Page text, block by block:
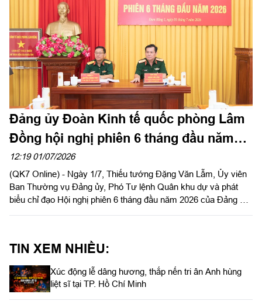
Đảng ủy Đoàn Kinh tế quốc phòng Lâm
Đồng hội nghị phiên 6 tháng đầu năm
2026
12:19 01/07/2026
(QK7 Online) - Ngày 1/7, Thiếu tướng Đặng Văn Lẫm, Ủy viên
Ban Thường vụ Đảng ủy, Phó Tư lệnh Quân khu dự và phát
biểu chỉ đạo Hội nghị phiên 6 tháng đầu năm 2026 của Đảng ủy
TIN XEM NHIỀU:
Xúc động lễ dâng hương, thắp nến tri ân Anh hùng
liệt sĩ tại TP. Hồ Chí Minh